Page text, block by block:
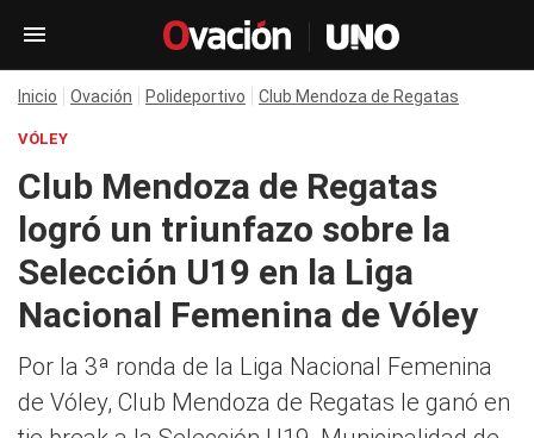
Inicio Ovación Polideportivo Club Mendoza de Regatas
VÓLEY
Club Mendoza de Regatas
logró un triunfazo sobre la
Selección U19 en la Liga
Nacional Femenina de Vóley
Por la 3ª ronda de la Liga Nacional Femenina
de Vóley, Club Mendoza de Regatas le ganó en